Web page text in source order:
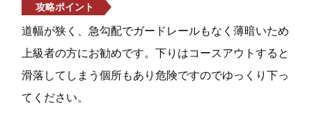
攻略ポイント
道幅が狭く、急勾配でガードレールもなく薄暗いため
上級者の方にお勧めです。下りはコースアウトすると
滑落してしまう個所もあり危険ですのでゆっくり下っ
てください。